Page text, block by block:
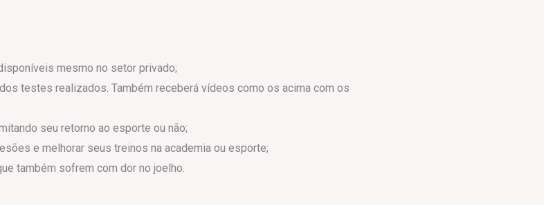
mesmo no setor privado;
testes realizados. Também receberá vídeos como os acima com os
seu retorno ao esporte ou não;
e melhorar seus treinos na academia ou esporte;
também sofrem com dor no joelho.